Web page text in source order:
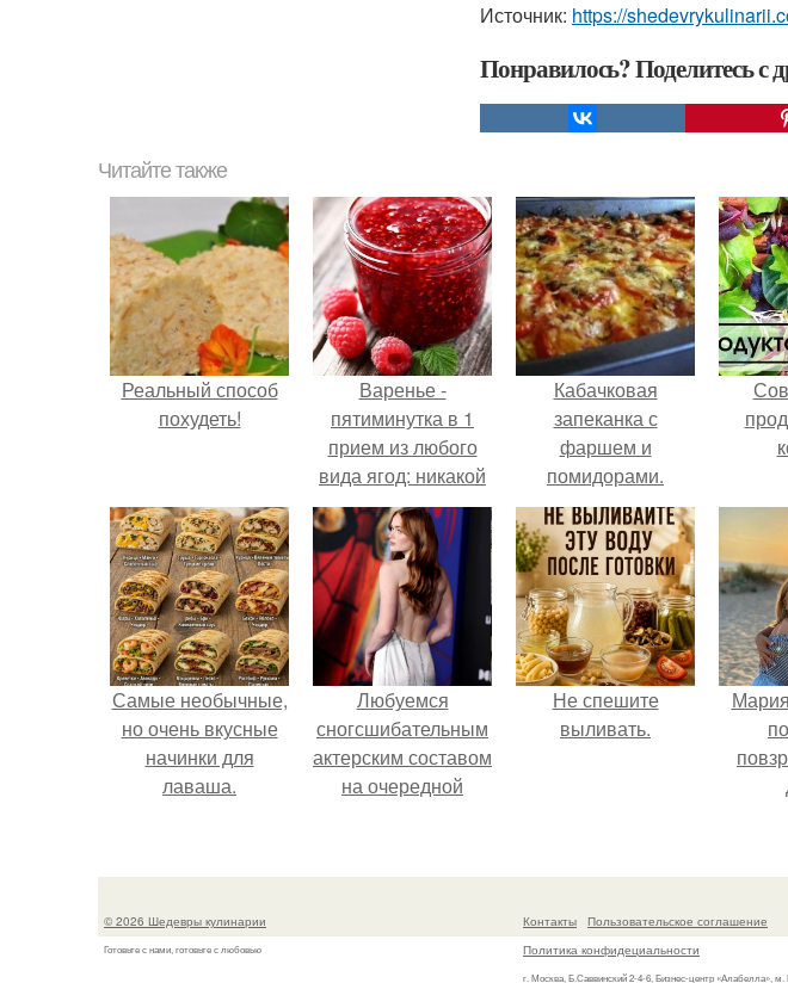
Источник: https://
Понравилось? Поделитесь с
Читайте также
Реальный способ
похудеть!
Варенье -
пятиминутка в 1
прием из любого
вида ягод: никакой
длительной варки,
все витамины на
месте!
Кабачковая
запеканка с
фаршем и
помидорами.
Самые необычные,
но очень вкусные
начинки для
лаваша.
Любуемся
сногсшибательным
актерским составом
на очередной
Не спешите
выливать.
© 2026 Шедевры кулинарии
Готовьте с нами, готовьте с любовью
Контакты
Пользовательское соглашение
Политика конфидециальности
г. Москва, Б.Саввинский 2-4-6, Бизнес-центр «Алабелла», м.